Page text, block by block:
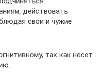
действовать
свои и чужие
так как несет